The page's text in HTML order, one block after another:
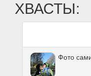
ХВАСТЫ:
Фото